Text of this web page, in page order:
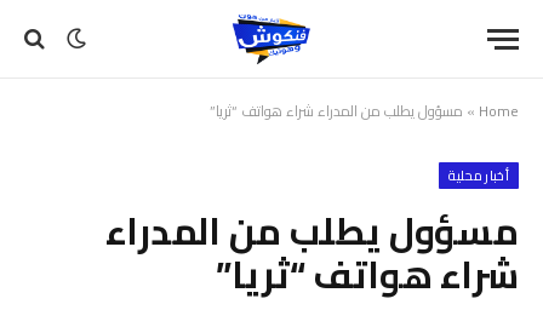
Home
» مسؤول يطلب من المدراء شراء هواتف “ثريا”
أخبار محلية
مسؤول يطلب من المدراء
شراء هواتف “ثريا”